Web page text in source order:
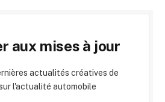
aux mises à jour
actualités créatives de
l'actualité automobile